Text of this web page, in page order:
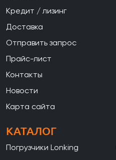
Кредит / лизинг
Доставка
Отправить запрос
Прайс-лист
Контакты
Новости
Карта сайта
КАТАЛОГ
Погрузчики Lonking